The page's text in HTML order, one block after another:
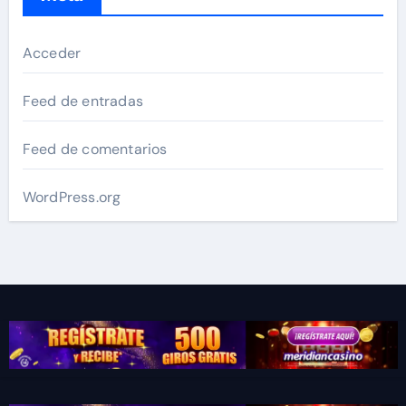
Acceder
Feed de entradas
Feed de comentarios
WordPress.org